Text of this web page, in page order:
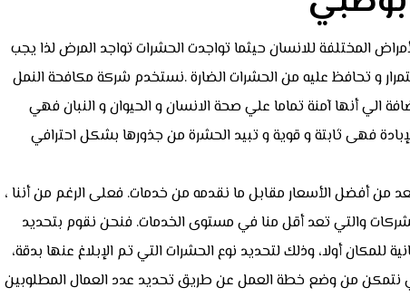
المختلفة للانسان حيثما تواجدت الحشرات تواجد المرض لذا يجب
و تحافظ عليه من الحشرات الضارة .نستخدم شركة مكافحة النمل
الي أنها آمنة تماما علي صحة الانسان و الحيوان و النبان فهي
فهى ثابتة و قوية و تبيد الحشرة من جذورها بشكل احترافي
من أفضل الأسعار مقابل ما نقدمه من خدمات. فعلى الرغم من أننا ،
والتي تعد أقل منا في مستوى الخدمات. فنحن نقوم بتحديد
للمكان أولا، وذلك لتحديد نوع الحشرات التي تم الإبلاغ عنها بدقة،
نتمكن من وضع خطة العمل عن طريق تحديد عدد العمال المطلوبين